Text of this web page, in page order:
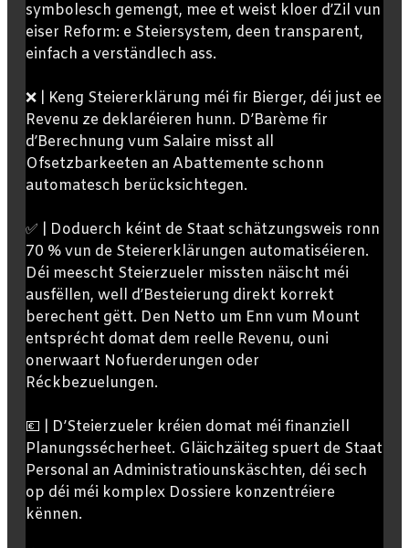
symbolesch gemengt, mee et weist kloer d’Zil vun
eiser Reform: e Steiersystem, deen transparent,
einfach a verständlech ass.
❌ | Keng Steiererklärung méi fir Bierger, déi just ee
Revenu ze deklaréieren hunn. D’Barème fir
d’Berechnung vum Salaire misst all
Ofsetzbarkeeten an Abattemente schonn
automatesch berücksichtegen.
✅ | Doduerch kéint de Staat schätzungsweis ronn
70 % vun de Steiererklärungen automatiséieren.
Déi meescht Steierzueler missten näischt méi
ausfëllen, well d’Besteierung direkt korrekt
berechent gëtt. Den Netto um Enn vum Mount
entsprécht domat dem reelle Revenu, ouni
onerwaart Nofuerderungen oder
Réckbezuelungen.
💶 | D’Steierzueler kréien domat méi finanziell
Planungssécherheet. Gläichzäiteg spuert de Staat
Personal an Administratiounskäschten, déi sech
op déi méi komplex Dossiere konzentréiere
kënnen.